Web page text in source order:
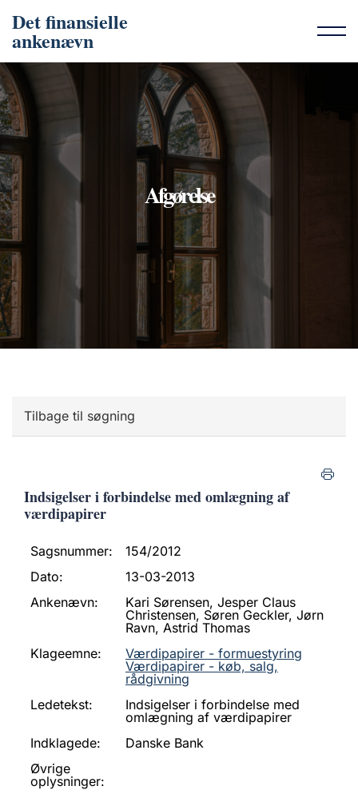
Det finansielle
ankenævn
Afgørelse
Tilbage til søgning
Indsigelser i forbindelse med omlægning af
værdipapirer
Sagsnummer:
154/2012
Dato:
13-03-2013
Ankenævn:
Kari Sørensen, Jesper Claus
Christensen, Søren Geckler, Jørn
Ravn, Astrid Thomas
Klageemne:
Værdipapirer - formuestyring
Værdipapirer - køb, salg,
rådgivning
Ledetekst:
Indsigelser i forbindelse med
omlægning af værdipapirer
Indklagede:
Danske Bank
Øvrige
oplysninger: